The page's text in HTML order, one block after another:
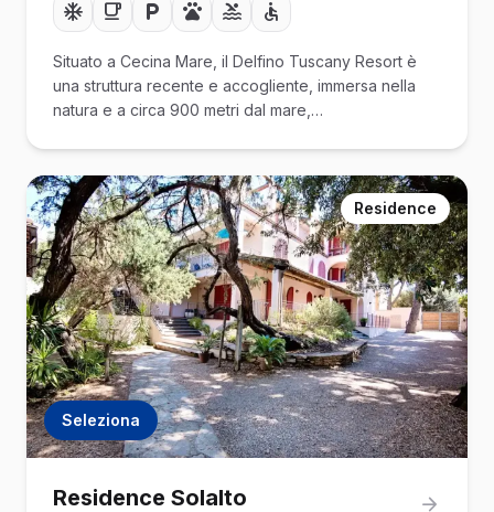
Situato a Cecina Mare, il Delfino Tuscany Resort è
una struttura recente e accogliente, immersa nella
natura e a circa 900 metri dal mare,…
Residence
Seleziona
Residence Solalto